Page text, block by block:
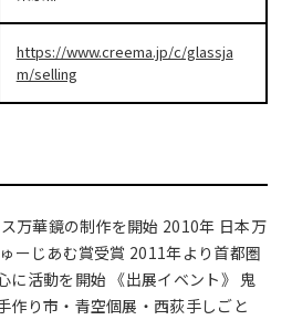
https://www.creema.jp/c/glassja
m/selling
万華鏡の制作を開始 2010年 日本万
ーじあむ賞受賞 2011年より首都圏
に活動を開始 《出展イベント》 鬼
作り市・青空個展・西荻手しごと